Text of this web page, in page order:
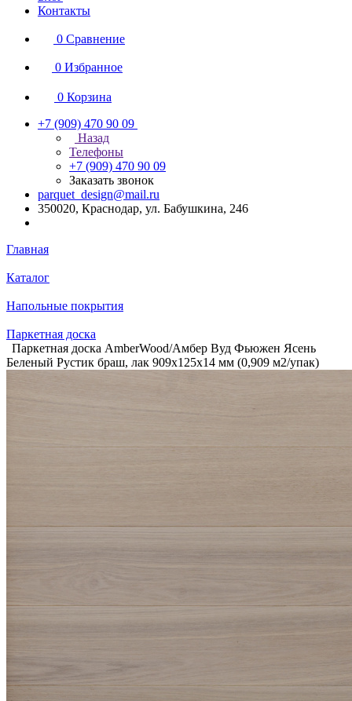
Контакты
0 Сравнение
0 Избранное
0 Корзина
+7 (909) 470 90 09
Назад
Телефоны
+7 (909) 470 90 09
Заказать звонок
parquet_design@mail.ru
350020, Краснодар, ул. Бабушкина, 246
Главная
Каталог
Напольные покрытия
Паркетная доска
Паркетная доска AmberWood/Амбер Вуд Фьюжен Ясень
Беленый Рустик браш, лак 909х125х14 мм (0,909 м2/упак)